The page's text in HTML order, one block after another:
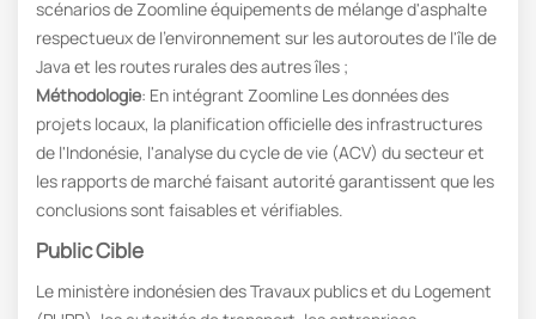
scénarios de Zoomline équipements de mélange d'asphalte
respectueux de l'environnement sur les autoroutes de l'île de
Java et les routes rurales des autres îles ;
Méthodologie: En intégrant Zoomline Les données des
projets locaux, la planification officielle des infrastructures
de l'Indonésie, l'analyse du cycle de vie (ACV) du secteur et
les rapports de marché faisant autorité garantissent que les
conclusions sont faisables et vérifiables.
Public Cible
Le ministère indonésien des Travaux publics et du Logement